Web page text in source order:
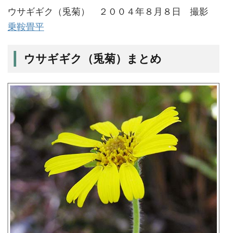
ウサギギク（兎菊） ２００４年８月８日 撮影
乗鞍畳平
ウサギギク（兎菊）まとめ